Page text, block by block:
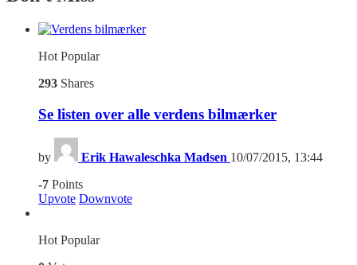
Hot Popular
293 Shares
Se listen over alle verdens bilmærker
by Erik Hawaleschka Madsen 10/07/2015, 13:44
-7 Points
Upvote Downvote
Hot Popular